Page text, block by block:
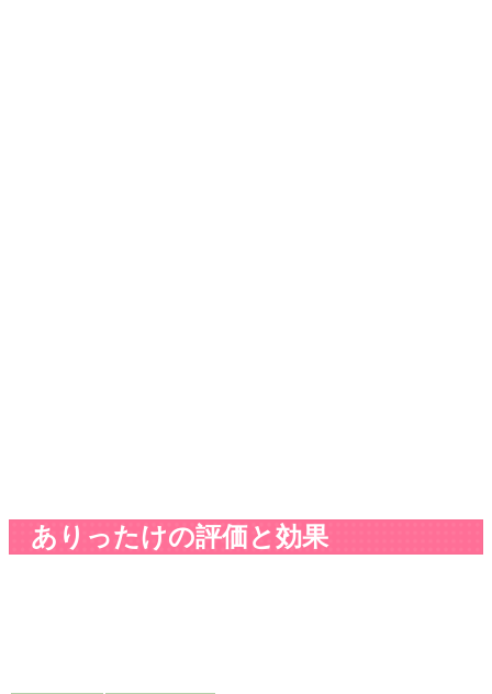
ありったけの評価と効果